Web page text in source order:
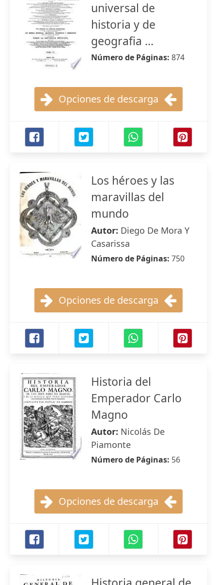
universal de
historia y de
geografia ...
Número de Páginas: 874
Opciones de descarga
Los héroes y las
maravillas del
mundo
Autor: Diego De Mora Y
Casarissa
Número de Páginas: 750
Opciones de descarga
Historia del
Emperador Carlo
Magno
Autor: Nicolás De
Piamonte
Número de Páginas: 56
Opciones de descarga